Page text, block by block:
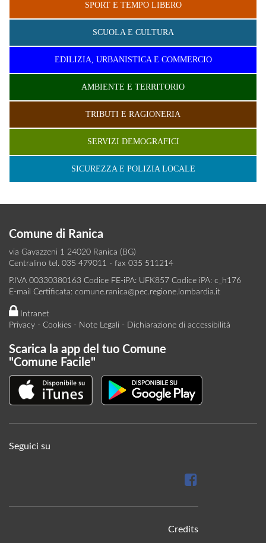
SPORT E TEMPO LIBERO
SCUOLA E CULTURA
EDILIZIA, URBANISTICA E COMMERCIO
AMBIENTE E TERRITORIO
TRIBUTI E RAGIONERIA
SERVIZI DEMOGRAFICI
SICUREZZA E POLIZIA LOCALE
Comune di Ranica
via Gavazzeni 1 24020 Ranica (BG)
Centralino tel. 035 479011 - fax 035 511214
P.IVA 00330380163 Codice FE-iPA: UFK857 Codice iPA: c_h176
E-mail Certificata: comune.ranica@pec.regione.lombardia.it
Intranet
Privacy - Cookies - Note Legali - Dichiarazione di accessibilità
Scarica la app del tuo Comune
"Comune Facile"
Seguici su
Credits